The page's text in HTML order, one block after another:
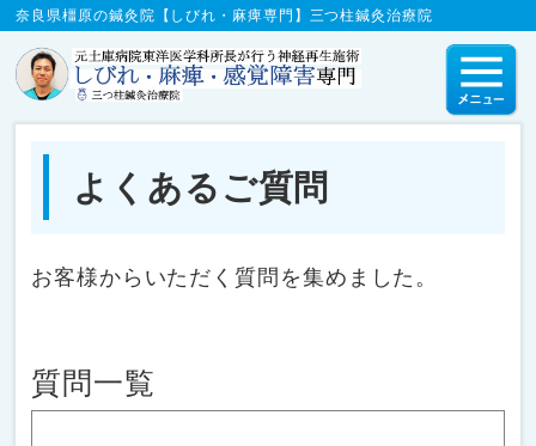
奈良県橿原の鍼灸院【しびれ・麻痺専門】三つ柱鍼灸治療院
よくあるご質問
お客様からいただく質問を集めました。
質問一覧